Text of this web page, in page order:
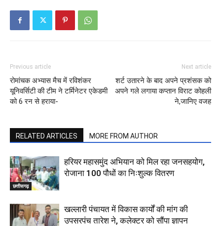
Previous article
रोमांचक अभ्यास मैच में रविशंकर
यूनिवर्सिटी की टीम ने टर्मिनेटर एकेडमी
को 6 रन से हराया-
Next article
शर्ट उतारने के बाद अपने प्रशंसक को
अपने गले लगाया कप्तान विराट कोहली
ने,जानिए वजह
RELATED ARTICLES MORE FROM AUTHOR
छत्तीसगढ़
हरियर महासमुंद अभियान को मिल रहा जनसहयोग,
रोजाना 100 पौधों का निःशुल्क वितरण
खल्लारी पंचायत में विकास कार्यों की मांग की
उपसरपंच तारेश ने, कलेक्टर को सौंपा ज्ञापन